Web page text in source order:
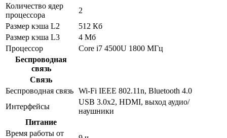
Количество ядер
процессора
2
Размер кэша L2
512 Кб
Размер кэша L3
4 Мб
Процессор
Core i7 4500U 1800 МГц
Беспроводная
связь
Связь
Беспроводная связь Wi-Fi IEEE 802.11n, Bluetooth 4.0
Интерфейсы
USB 3.0x2, HDMI, выход аудио/
наушники
Питание
Время работы от